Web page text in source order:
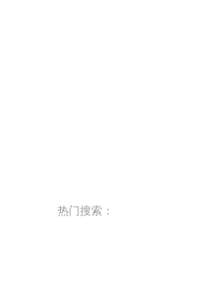
热门搜索：